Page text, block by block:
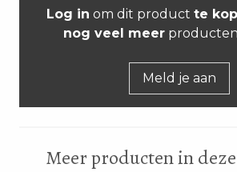
Log in om dit product te
nog veel meerproducten
Meld je aan
Meer producten in